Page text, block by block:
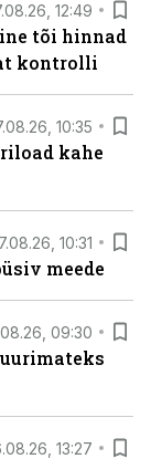
12:49
tõi hinnad
kontrolli
10:35
kahe
10:31
meede
09:30
13:27